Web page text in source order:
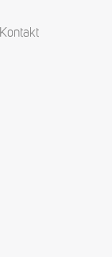
Kontakt